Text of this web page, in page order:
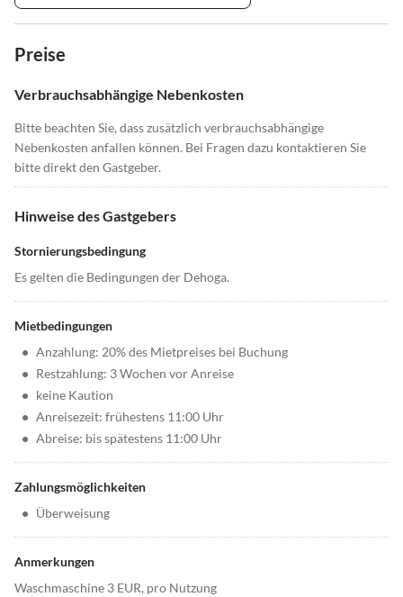
Preise
Verbrauchsabhängige Nebenkosten
Bitte beachten Sie, dass zusätzlich verbrauchsabhängige
Nebenkosten anfallen können. Bei Fragen dazu kontaktieren Sie
bitte direkt den Gastgeber.
Hinweise des Gastgebers
Stornierungsbedingung
Es gelten die Bedingungen der Dehoga.
Mietbedingungen
• Anzahlung: 20% des Mietpreises bei Buchung
• Restzahlung: 3 Wochen vor Anreise
• keine Kaution
• Anreisezeit: frühestens 11:00 Uhr
• Abreise: bis spätestens 11:00 Uhr
Zahlungsmöglichkeiten
• Überweisung
Anmerkungen
Waschmaschine 3 EUR, pro Nutzung